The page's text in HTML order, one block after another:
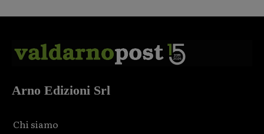
Arno Edizioni Srl
Chi siamo